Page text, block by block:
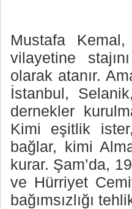
Mustafa
vilayetine
olarak atanır.
İstanbul,
dernekler
Kimi eşitlik
bağlar, kimi
kurar. Şam’da,
ve Hürriyet
bağımsızlığı